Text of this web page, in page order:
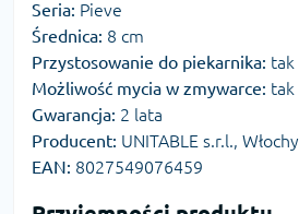
Seria: Pieve
Średnica: 8 cm
Przystosowanie do piekarnika: tak
Możliwość mycia w zmywarce: tak
Gwarancja: 2 lata
Producent: UNITABLE s.r.l., Włochy
EAN: 8027549076459